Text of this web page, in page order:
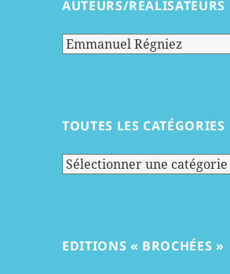
AUTEURS/RÉALISATEURS
TOUTES LES CATÉGORIES
Toutes
EDITIONS « BROCHÉES »